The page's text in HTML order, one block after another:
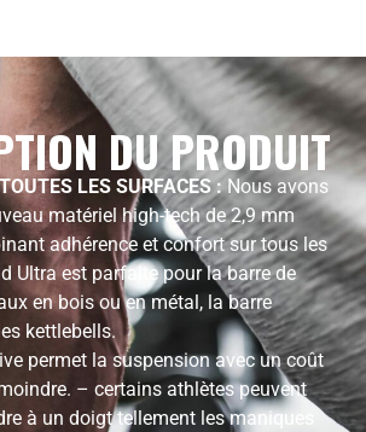
DU PRODUIT
LES SURFACES :Nous avons
matériel high-tech de 2,9 mm
adhérence et confort sur tous les
Ultra est parfaite pour la barre de
en bois ou en métal, la barre
kettlebells.
permet la suspension avec un coût
– certains athlètes peuvent
à un doigt tellement les maniques